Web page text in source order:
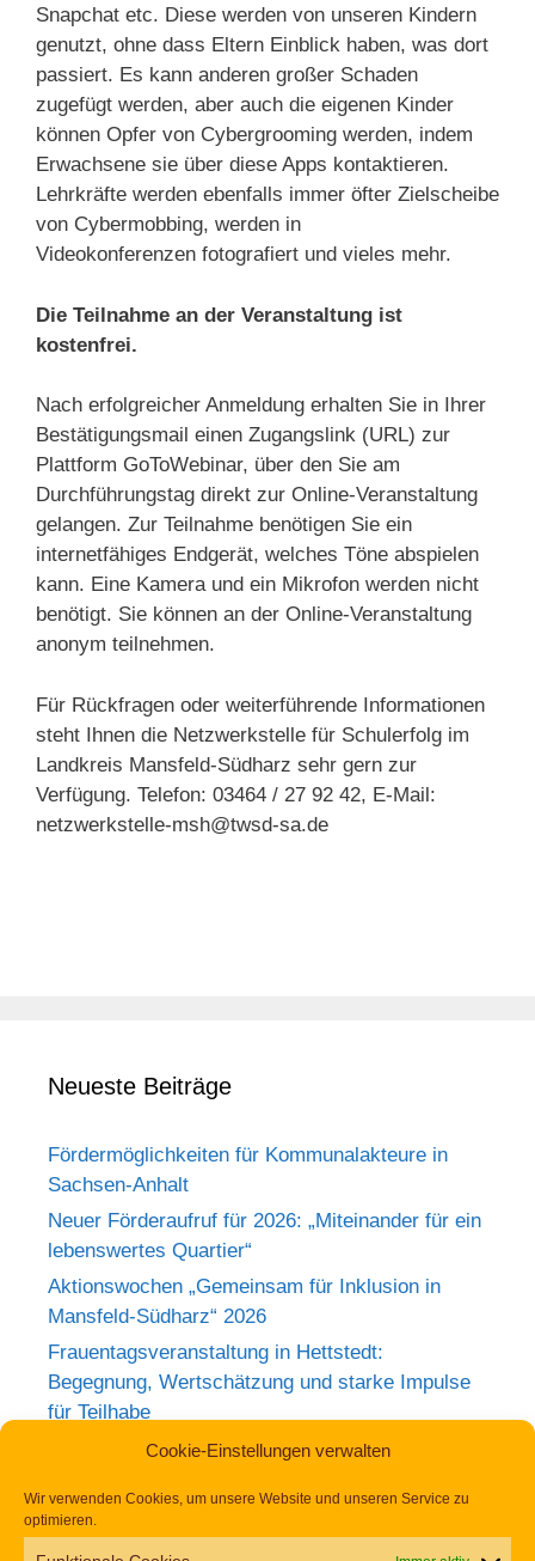
Cookie-Einstellungen verwalten
Wir verwenden Cookies, um unsere Website und unseren Service zu
optimieren.
Snapchat etc. Diese werden von unseren Kindern
genutzt, ohne dass Eltern Einblick haben, was dort
passiert. Es kann anderen großer Schaden
zugefügt werden, aber auch die eigenen Kinder
können Opfer von Cybergrooming werden, indem
Erwachsene sie über diese Apps kontaktieren.
Lehrkräfte werden ebenfalls immer öfter Zielscheibe
von Cybermobbing, werden in
Videokonferenzen fotografiert und vieles mehr.
Die Teilnahme an der Veranstaltung ist
kostenfrei.
Nach erfolgreicher Anmeldung erhalten Sie in Ihrer
Bestätigungsmail einen Zugangslink (URL) zur
Plattform GoToWebinar, über den Sie am
Durchführungstag direkt zur Online-Veranstaltung
gelangen. Zur Teilnahme benötigen Sie ein
internetfähiges Endgerät, welches Töne abspielen
kann. Eine Kamera und ein Mikrofon werden nicht
benötigt. Sie können an der Online-Veranstaltung
anonym teilnehmen.
Für Rückfragen oder weiterführende Informationen
steht Ihnen die Netzwerkstelle für Schulerfolg im
Landkreis Mansfeld-Südharz sehr gern zur
Verfügung. Telefon: 03464 / 27 92 42, E-Mail:
netzwerkstelle-msh@twsd-sa.de
Neueste Beiträge
Fördermöglichkeiten für Kommunalakteure in
Sachsen-Anhalt
Neuer Förderaufruf für 2026: „Miteinander für ein
lebenswertes Quartier“
Aktionswochen „Gemeinsam für Inklusion in
Mansfeld-Südharz“ 2026
Frauentagsveranstaltung in Hettstedt:
Begegnung, Wertschätzung und starke Impulse
für Teilhabe
Rückblick zum Weltkrebstag im Europa-
Tag der Begegnung 2026 – Jetzt anmelden und
dabei sein!